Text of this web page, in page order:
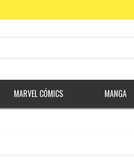
MARVEL CÓMICS MANGA